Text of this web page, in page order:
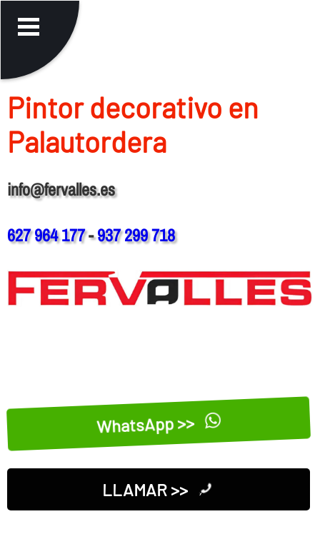
Pintor decorativo en
Palautordera
info@fervalles.es
627 964 177-937 299 718
WhatsApp >>
LLAMAR >>